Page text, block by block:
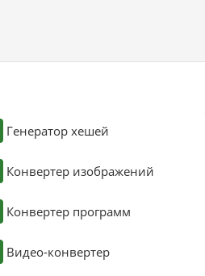
Генератор хешей
Конвертер изображений
Конвертер программ
Видео-конвертер